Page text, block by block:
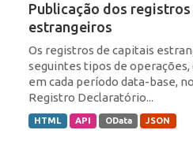
Publicação dos
estrangeiros
Os registros de capitais
seguintes tipos de operações,
em cada período data-base,
Registro Declaratório...
HTML API OData JSON